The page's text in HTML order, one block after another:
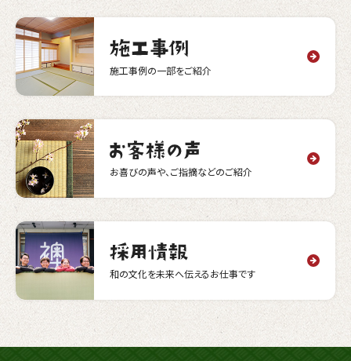
施工事例の一部をご紹介
お喜びの声や、ご指摘などのご紹介
和の文化を未来へ伝えるお仕事です